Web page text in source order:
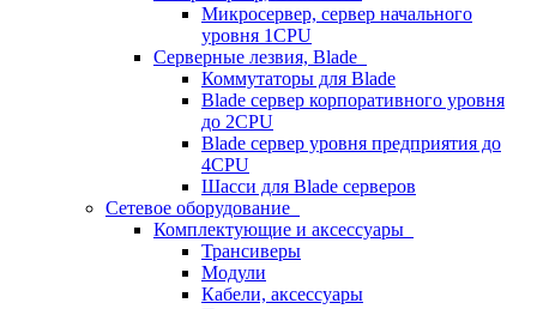
Микросервер, сервер начального
уровня 1CPU
Серверные лезвия, Blade
Коммутаторы для Blade
Blade сервер корпоративного уровня
до 2CPU
Blade сервер уровня предприятия до
4CPU
Шасси для Blade серверов
Сетевое оборудование
Комплектующие и аксессуары
Трансиверы
Модули
Кабели, аксессуары